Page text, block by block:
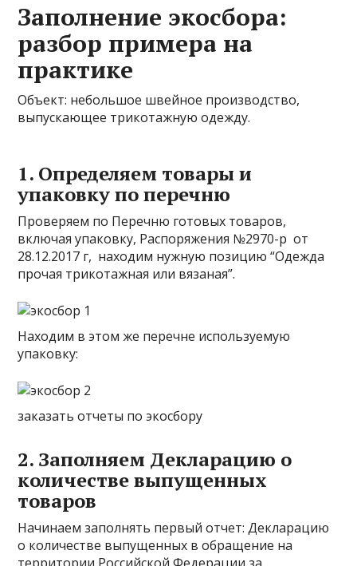
Заполнение экосбора:
разбор примера на
практике
Объект: небольшое швейное производство,
выпускающее трикотажную одежду.
1. Определяем товары и
упаковку по перечню
Проверяем по Перечню готовых товаров,
включая упаковку, Распоряжения №2970-р от
28.12.2017 г, находим нужную позицию “Одежда
прочая трикотажная или вязаная”.
Находим в этом же перечне используемую
упаковку:
заказать отчеты по экосбору
2. Заполняем Декларацию о
количестве выпущенных
товаров
Начинаем заполнять первый отчет: Декларацию
о количестве выпущенных в обращение на